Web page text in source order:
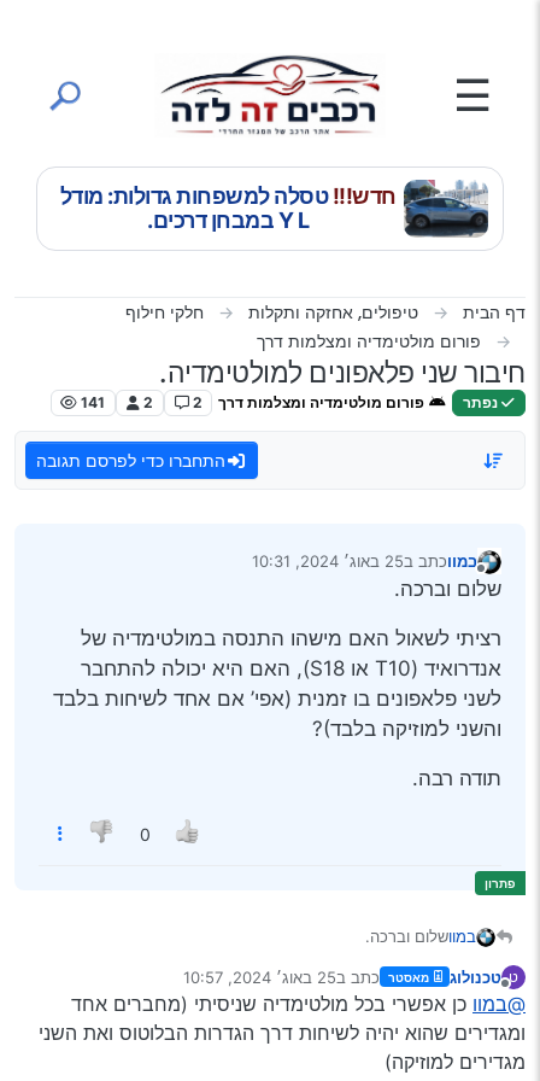
☰
חדש!!!טסלה למשפחות גדולות: מודל
Y L במבחן דרכים.
דף הבית טיפולים, אחזקה ותקלות
חלקי חילוף
פורום מולטימדיה ומצלמות דרך
חיבור שני פלאפונים למולטימדיה.
נפתר פורום מולטימדיה ומצלמות דרך 2
2
141
התחברו כדי לפרסם תגובה
מנותק
במווכתב ב25 באוג׳ 2024, 10:31
נערך לאחרונה על ידי
שלום וברכה.
רציתי לשאול האם מישהו התנסה במולטימדיה של
אנדרואיד (T10 או S18), האם היא יכולה להתחבר
לשני פלאפונים בו זמנית (אפי’ אם אחד לשיחות בלבד
והשני למוזיקה בלבד)?
תודה רבה.
0
במוושלום וברכה.
או S18), האם היא יכולה להתחבר לשני פלאפונים בו זמנית (אפי’
אם אחד לשיחות בלבד והשני למוזיקה בלבד)?
תודה רבה.
ט
מנותק
טכנולוג מאסטר כתב ב25 באוג׳ 2024, 10:57
נערך לאחרונה על ידי
@במוו כן אפשרי בכל מולטימדיה שניסיתי (מחברים אחד
ומגדירים שהוא יהיה לשיחות דרך הגדרות הבלוטוס ואת השני
מגדירים למוזיקה)